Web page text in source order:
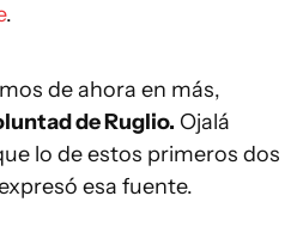
.
de ahora en más,
de Ruglio. Ojalá
lo de estos primeros dos
esa fuente.